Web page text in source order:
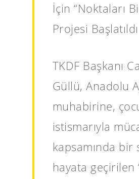
İçin “Noktaları
Projesi Başlatıldı
TKDF Başkanı
Güllü, Anadolu
muhabirine,
istismarıyla
kapsamında bir
hayata geçirilen